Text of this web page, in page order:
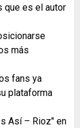
que es el autor
más
fans ya
plataforma
Así – Rioz" en